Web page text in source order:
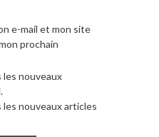
e-mail et mon site
prochain
les nouveaux
nouveaux articles